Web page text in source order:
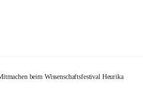
beim Wissenschaftsfestival Heurika